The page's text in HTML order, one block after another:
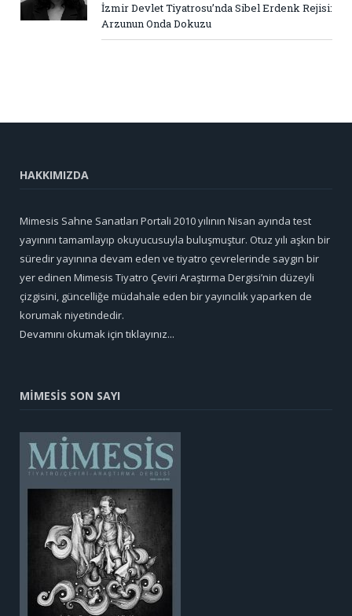
İzmir Devlet Tiyatrosu’nda Sibel Erdenk Rejisi:
Arzunun Onda Dokuzu
HAKKIMIZDA
Mimesis Sahne Sanatları Portali 2010 yılının Nisan ayında test
yayınını tamamlayıp okuyucusuyla buluşmuştur. Otuz yılı aşkın bir
süredir yayınına devam eden ve tiyatro çevrelerinde saygın bir
yer edinen Mimesis Tiyatro Çeviri Araştırma Dergisi’nin düzeyli
çizgisini, güncelliğe müdahale eden bir yayıncılık yaparken de
korumak niyetindedir.
Devamını okumak için tıklayınız...
MİMESİS SON SAYI